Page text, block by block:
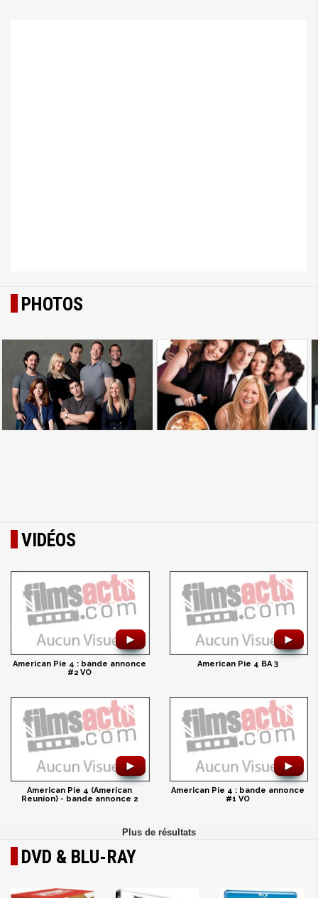
PHOTOS
VIDÉOS
►
American Pie 4 : bande annonce
#2 VO
►
American Pie 4 BA 3
►
American Pie 4 (American
Reunion) - bande annonce 2
►
American Pie 4 : bande annonce
#1 VO
DVD & BLU-RAY